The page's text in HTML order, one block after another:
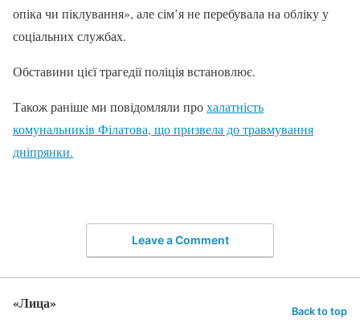
опіка чи піклування», але сім’я не перебувала на обліку у
соціальних службах.
Обставини цієї трагедії поліція встановлює.
Також раніше ми повідомляли прохалатність
комунальників Філатова, що призвела до травмування
дніпрянки.
Leave a Comment
«Лица» Back to top